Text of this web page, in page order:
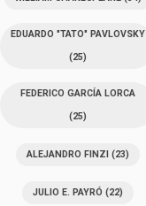
EDUARDO "TATO" PAVLOVSKY
(25)
FEDERICO GARCÍA LORCA
(25)
ALEJANDRO FINZI (23)
JULIO E. PAYRÓ (22)